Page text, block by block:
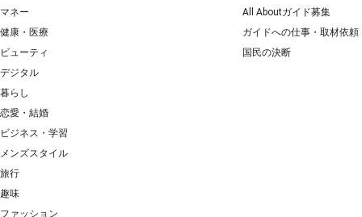
マネー
健康・医療
ビューティ
デジタル
暮らし
恋愛・結婚
ビジネス・学習
メンズスタイル
旅行
趣味
ファッション
All Aboutガイド募集
ガイドへの仕事・取材依頼
国民の決断